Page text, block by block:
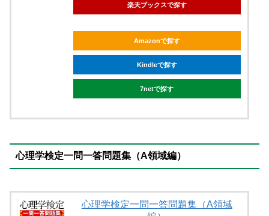
楽天ブックスで探す
Amazonで探す
Kindleで探す
7netで探す
心理学検定一問一答問題集（A領域編）
心理学検定一問一答問題集（A領域